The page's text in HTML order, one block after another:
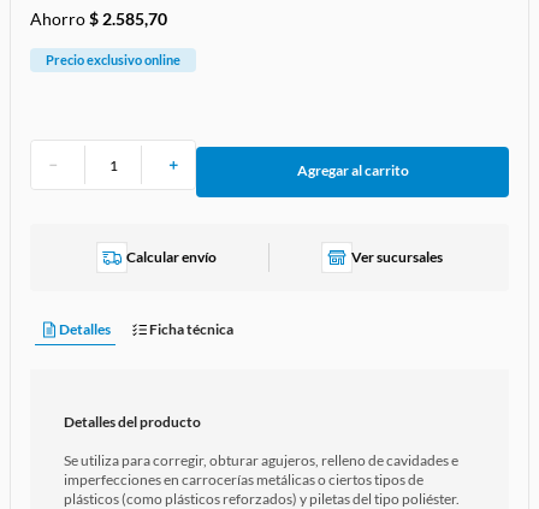
Ahorro$ 2.585,70
Precio exclusivo online
＋
－ Agregar al carrito
Calcular envío Ver sucursales
Detalles Ficha técnica
Detalles del producto
Se utiliza para corregir, obturar agujeros, relleno de cavidades e
imperfecciones en carrocerías metálicas o ciertos tipos de
plásticos (como plásticos reforzados) y piletas del tipo poliéster.